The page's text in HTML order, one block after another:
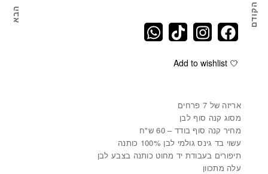
Add to wishlist
אריזה של 7 פרחים
מסוג קנה סוף לבן
מחיר קנה סוף בודד – 60 ש"ח
עשוי בד גינס גולמי לבן 100% כותנה
תיפורים בעבודת יד מחוט כותנה בצבע לבן
עלה מתכוון
הקודם
מארז 5 פרחים לבנים מגינס מסוג קנה סוף WHITE CATTAIL הבא